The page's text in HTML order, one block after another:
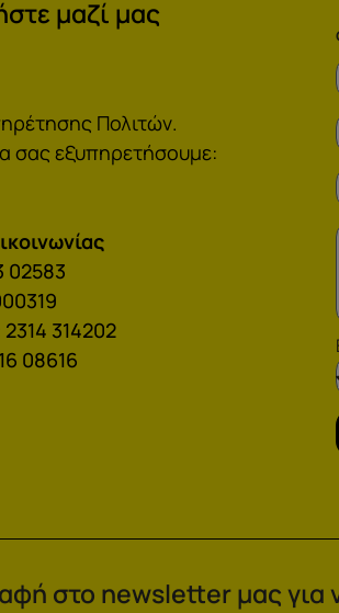
μαζί μας
Πολιτών.
σας εξυπηρετήσουμε:
02583
2314 314202
08616
στο newsletter μας για